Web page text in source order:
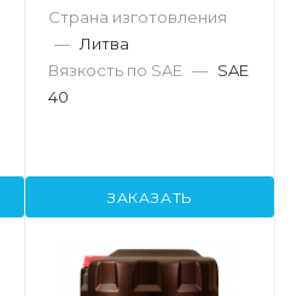
Страна изготовления
— Литва
Вязкость по SAE — SAE
40
ЗАКАЗАТЬ